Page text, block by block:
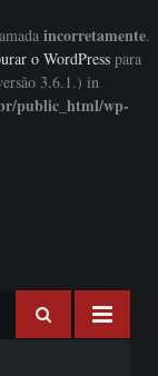
incorretamente.
o WordPress para
3.6.1.) in
public_html/wp-